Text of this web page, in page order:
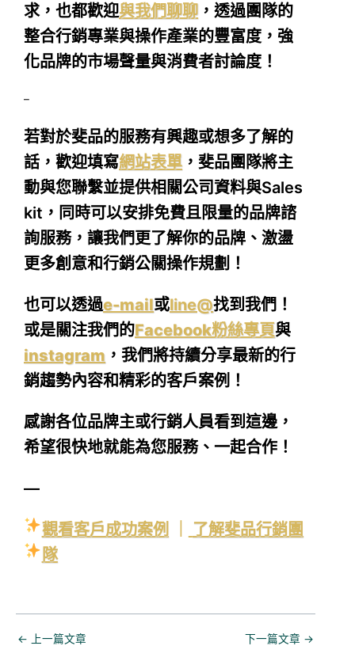
求，也都歡迎與我們聊聊 ，透過團隊的
整合行銷專業與操作產業的豐富度，強
化品牌的市場聲量與消費者討論度！
–
若對於斐品的服務有興趣或想多了解的
話，歡迎填寫網站表單 ，斐品團隊將主
動與您聯繫並提供相關公司資料與Sales
kit，同時可以安排免費且限量的品牌諮
詢服務，讓我們更了解你的品牌、激盪
更多創意和行銷公關操作規劃！
也可以透過e-mail或line@找到我們！
或是關注我們的Facebook粉絲專頁與
instagram ，我們將持續分享最新的行
銷趨勢內容和精彩的客戶案例！
感謝各位品牌主或行銷人員看到這邊，
希望很快地就能為您服務、一起合作！
—
觀看客戶成功案例
了解斐品行銷團
隊
← 上一篇文章 下一篇文章 →